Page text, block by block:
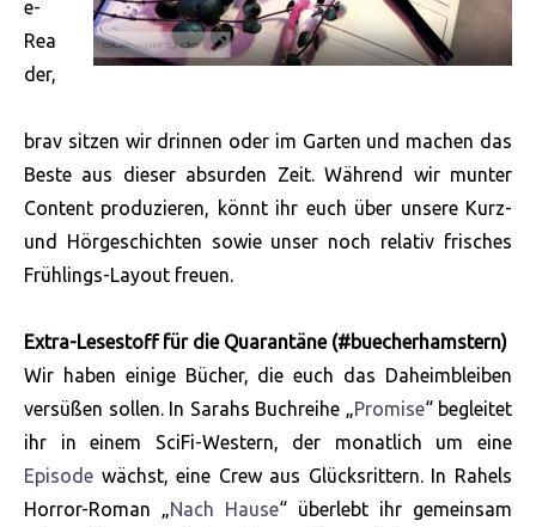
e-
Rea
der,
brav sitzen wir drinnen oder im Garten und machen das
Beste aus dieser absurden Zeit. Während wir munter
Content produzieren, könnt ihr euch über unsere Kurz-
und Hörgeschichten sowie unser noch relativ frisches
Frühlings-Layout freuen.
Extra-Lesestoff für die Quarantäne (#buecherhamstern)
Wir haben einige Bücher, die euch das Daheimbleiben
versüßen sollen. In Sarahs Buchreihe „Promise“ begleitet
ihr in einem SciFi-Western, der monatlich um eine
Episode wächst, eine Crew aus Glücksrittern. In Rahels
Horror-Roman „Nach Hause“ überlebt ihr gemeinsam